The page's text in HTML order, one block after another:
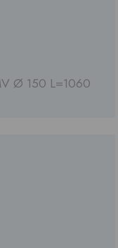
Ø 150 L=1060